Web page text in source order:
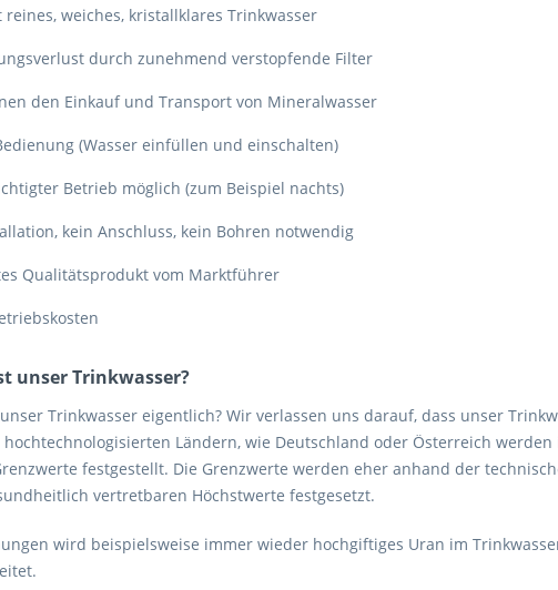
reines, weiches, kristallklares Trinkwasser
durch zunehmend verstopfende Filter
den Einkauf und Transport von Mineralwasser
(Wasser einfüllen und einschalten)
Betrieb möglich (zum Beispiel nachts)
kein Anschluss, kein Bohren notwendig
Qualitätsprodukt vom Marktführer
unser Trinkwasser?
Trinkwasser eigentlich? Wir verlassen uns darauf, dass unser
Ländern, wie Deutschland oder Österreich
festgestellt. Die Grenzwerte werden eher anhand der
vertretbaren Höchstwerte festgesetzt.
wird beispielsweise immer wieder hochgiftiges Uran im